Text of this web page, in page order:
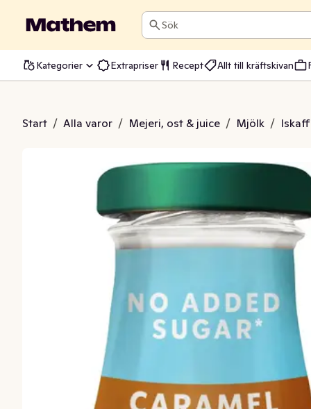
Sök
Kategorier Extrapriser Recept Allt till kräftskivan
Start / Alla varor / Mejeri, ost & juice / Mjölk /
Utan Tillsatt Socker